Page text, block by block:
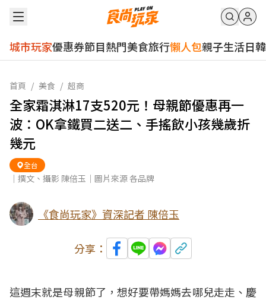
城市玩家優惠券節目熱門美食旅行懶人包親子生活日韓
首頁 / 美食 / 超商
全家霜淇淋17支520元！母親節優惠再一
波：OK拿鐵買二送二、手搖飲小孩幾歲折
幾元
全台
｜撰文、攝影 陳倍玉｜圖片來源 各品牌
《食尚玩家》資深記者 陳倍玉
分享：
這週末就是母親節了，想好要帶媽媽去哪兒走走、慶